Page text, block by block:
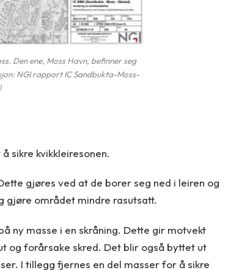
Den ene, Moss Havn, befinner seg
NGI rapport IC Sandbukta-Moss-
sikre kvikkleiresonen.
gjøres ved at de borer seg ned i leiren og
gjøre området mindre rasutsatt.
ny masse i en skråning. Dette gir motvekt
og forårsake skred. Det blir også byttet ut
I tillegg fjernes en del masser for å sikre